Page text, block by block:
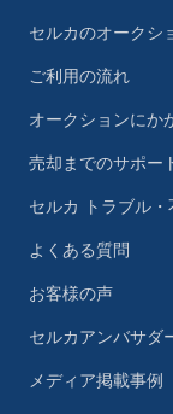
セルカのオークシ
ご利用の流れ
オークションにか
売却までのサポー
セルカ トラブル・
よくある質問
お客様の声
セルカアンバサダ
メディア掲載事例